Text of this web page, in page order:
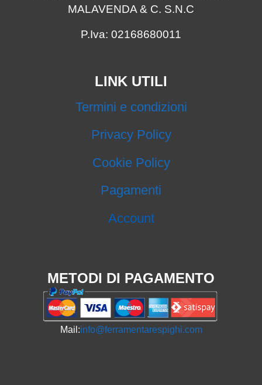
MALAVENDA & C. S.N.C
P.Iva: 02168680011
LINK UTILI
Termini e condizioni
Privacy Policy
Cookie Policy
Pagamenti
Account
METODI DI PAGAMENTO
Mail:info@ferramentarespighi.com